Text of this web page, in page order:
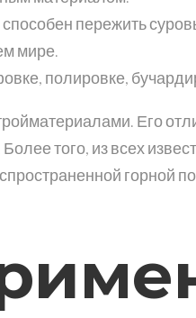
пережить
мире.
полировке,
Его
того, из всех
горной